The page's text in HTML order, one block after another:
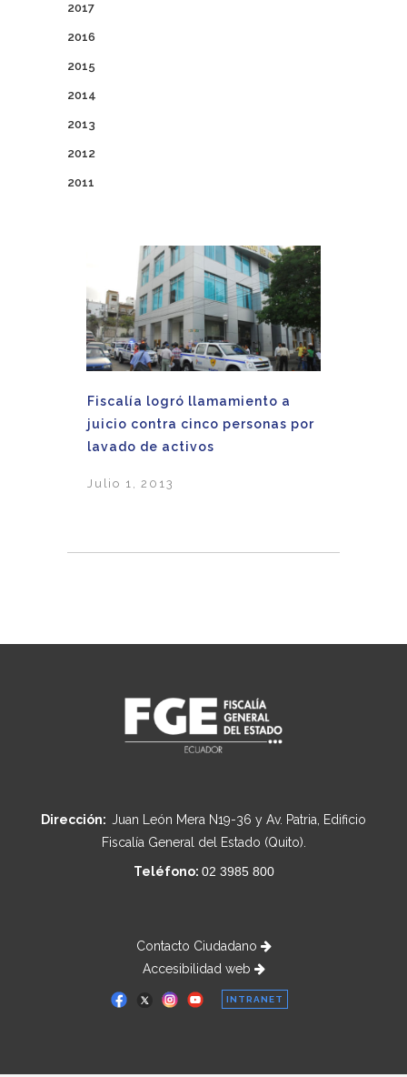
2017
2016
2015
2014
2013
2012
2011
Fiscalía logró llamamiento a
juicio contra cinco personas por
lavado de activos
Julio 1, 2013
Dirección: Juan León Mera N19-36 y Av. Patria, Edificio
Fiscalía General del Estado (Quito).
Teléfono: 02 3985 800
Contacto Ciudadano
Accesibilidad web
INTRANET